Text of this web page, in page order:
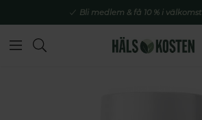
Bli medlem & få 10 % i